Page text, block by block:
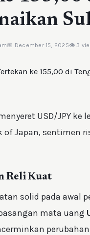
📅 December 15, 2025👁 3
USD/JPY ke
Japan, sentimen
Reli Kuat
solid pada awal
mata uang